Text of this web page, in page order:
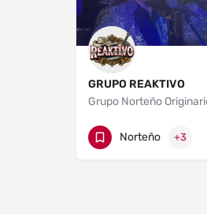
GRUPO REAKTIVO
Grupo Norteño
Nuevo León
Norteño +3